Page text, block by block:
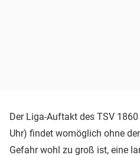
Der Liga-Auftakt des TSV
Uhr) findet womöglich ohne
Gefahr wohl zu groß ist, eine